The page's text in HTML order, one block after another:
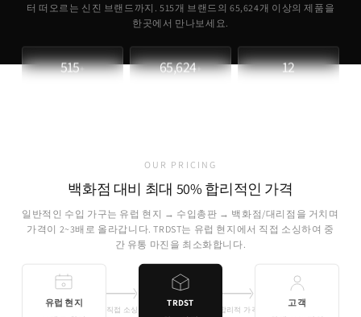
터 떠오르는 신진 브랜드까지. 515개 브랜드의65,624개 이상의 제품을
한곳에서 만나보세요.
515+ 65,624+ 12
OUR PRICING
백화점 대비 최대 50% 합리적인 가격
일반적인 수입 가구는 유럽 현지 → 수입총판 → 백화점/대리점을 거치며
가격이 2~3배로 올라갑니다. TRDST는 유럽 현지에서 직접 소싱하여 중
간 유통 마진을 최소화합니다.
유럽 현지
직접 소싱
TRDST
합리적 가격
고객